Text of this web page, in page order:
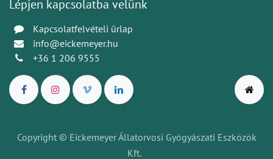
Lépjen kapcsolatba velünk
Kapcsolatfelvételi űrlap
info@eickemeyer.hu
+36 1 206 9555
Copyright © Eickemeyer Állatorvosi Gyógyászati Eszközök
Kft.